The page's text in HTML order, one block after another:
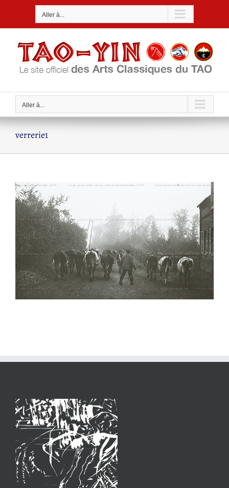
Aller à...
Aller à...
verrerie1